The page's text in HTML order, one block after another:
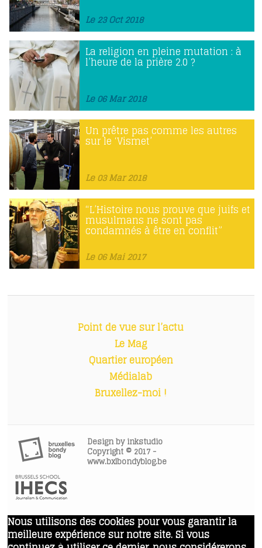
Le 23 Oct 2018
La religion en pleine mutation : à
l’heure de la prière 2.0 ?
Le 06 Mar 2018
Un prêtre pas comme les autres
sur le ‘Vismet’
Le 03 Mar 2018
“L’Histoire nous prouve que juifs et
musulmans ne sont pas
condamnés à être en conflit”
Le 06 Mai 2017
Point de vue sur l’actu
Le Mag
Quartier européen
Médialab
Bruxellez-moi !
Design byinkstudio
Copyright © 2017 -
www.bxlbondyblog.be
Nous utilisons des cookies pour vous garantir la
meilleure expérience sur notre site. Si vous